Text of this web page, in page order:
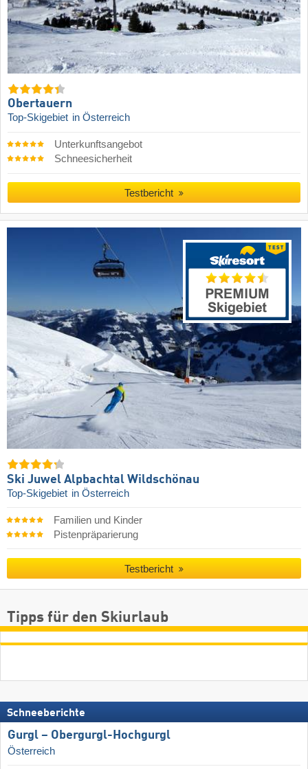
Obertauern
Top-Skigebiet in Österreich
Unterkunftsangebot
Schneesicherheit
Testbericht
Ski Juwel Alpbachtal Wildschönau
Top-Skigebiet in Österreich
Familien und Kinder
Pistenpräparierung
Testbericht
Tipps für den Skiurlaub
Schneeberichte
Gurgl – Obergurgl-Hochgurgl
Österreich